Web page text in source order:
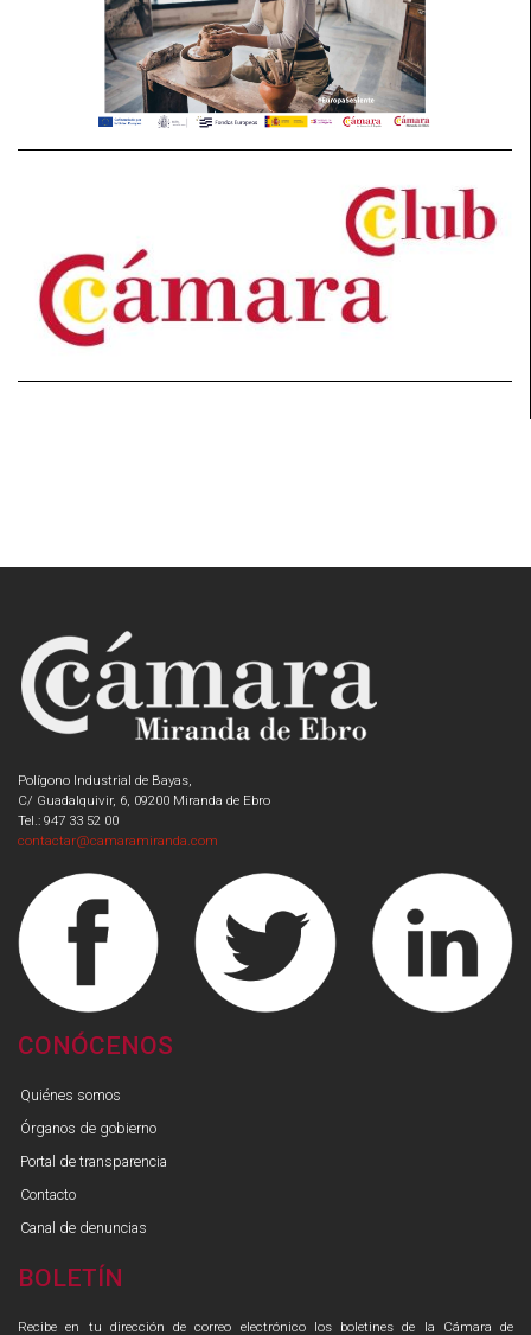
Polígono Industrial de Bayas,
C/ Guadalquivir, 6, 09200 Miranda de Ebro
Tel.: 947 33 52 00
contactar@camaramiranda.com
CONÓCENOS
Quiénes somos
Órganos de gobierno
Portal de transparencia
Contacto
Canal de denuncias
BOLETÍN
Recibe en tu dirección de correo electrónico los boletines de la Cámara de